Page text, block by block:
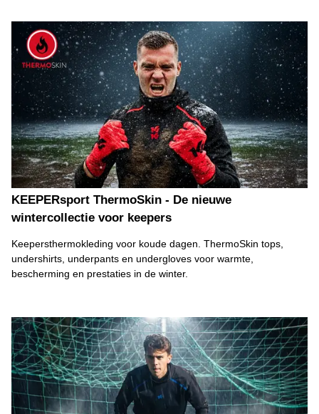
KEEPERsport ThermoSkin - De nieuwe
wintercollectie voor keepers
Keepersthermokleding voor koude dagen. ThermoSkin tops,
undershirts, underpants en undergloves voor warmte,
bescherming en prestaties in de winter.